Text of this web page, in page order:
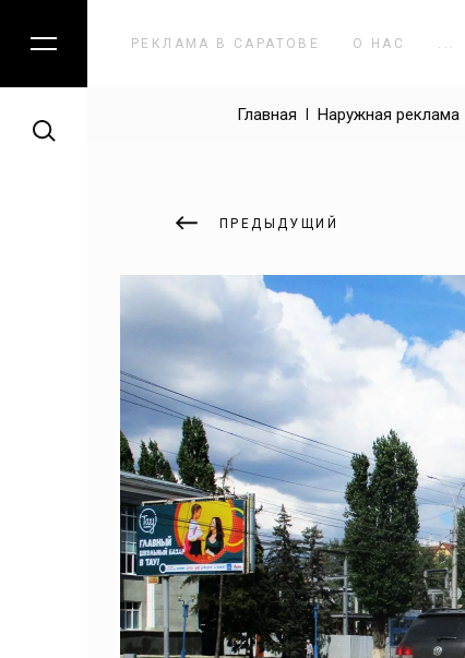
КАТАЛОГ
Наружная реклама
Реклама в лифтах
Создание сайтов
Digital Audio
Реклама на транспорте
Саратовская область
РЕКЛАМА В САРАТОВЕ О НАС
Главная | Наружная реклама
ПРЕДЫДУЩИЙ